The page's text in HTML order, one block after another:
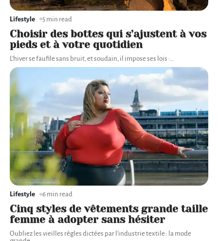
Choisir des bottes qui s’ajustent à vos
pieds et à votre quotidien
L'hiver se faufile sans bruit, et soudain, il impose ses lois :
Lifestyle 5 min read
Cinq styles de vêtements grande taille
femme à adopter sans hésiter
Oubliez les vieilles règles dictées par l'industrie textile : la mode
Lifestyle 6 min read